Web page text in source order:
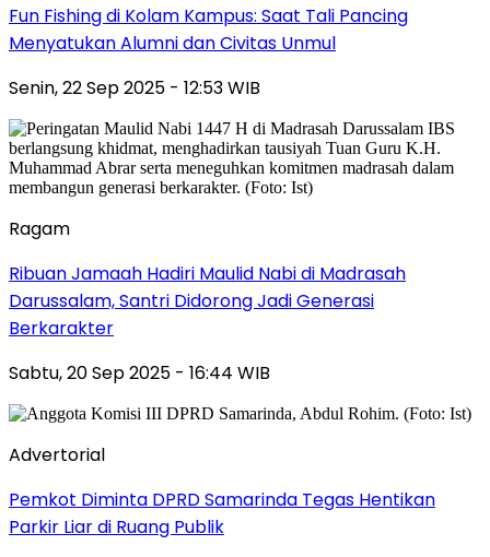
Fun Fishing di Kolam Kampus: Saat Tali Pancing
Menyatukan Alumni dan Civitas Unmul
Senin, 22 Sep 2025 - 12:53 WIB
Ragam
Ribuan Jamaah Hadiri Maulid Nabi di Madrasah
Darussalam, Santri Didorong Jadi Generasi
Berkarakter
Sabtu, 20 Sep 2025 - 16:44 WIB
Advertorial
Pemkot Diminta DPRD Samarinda Tegas Hentikan
Parkir Liar di Ruang Publik